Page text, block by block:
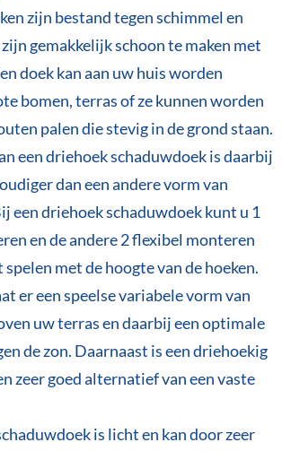
zijn bestand tegen schimmel en
gemakkelijk schoon te maken met
doek kan aan uw huis worden
bomen, terras of ze kunnen worden
palen die stevig in de grond staan.
een driehoek schaduwdoek is daarbij
dan een andere vorm van
een driehoek schaduwdoek kunt u 1
en de andere 2 flexibel monteren
met de hoogte van de hoeken.
er een speelse variabele vorm van
uw terras en daarbij een optimale
de zon. Daarnaast is een driehoekig
zeer goed alternatief van een vaste
is licht en kan door zeer